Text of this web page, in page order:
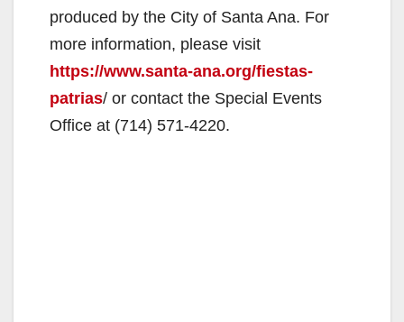
produced by the City of Santa Ana. For
more information, please visit
https://www.santa-ana.org/fiestas-
patrias/ or contact the Special Events
Office at (714) 571-4220.